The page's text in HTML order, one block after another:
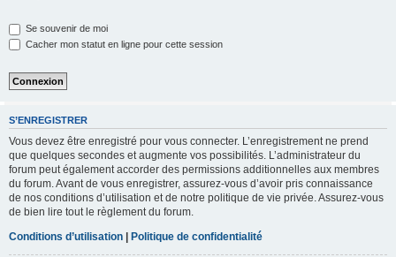
Se souvenir de moi
Cacher mon statut en ligne pour cette session
S’ENREGISTRER
Vous devez être enregistré pour vous connecter. L’enregistrement ne prend
que quelques secondes et augmente vos possibilités. L’administrateur du
forum peut également accorder des permissions additionnelles aux membres
du forum. Avant de vous enregistrer, assurez-vous d’avoir pris connaissance
de nos conditions d’utilisation et de notre politique de vie privée. Assurez-vous
de bien lire tout le règlement du forum.
Conditions d’utilisation | Politique de confidentialité